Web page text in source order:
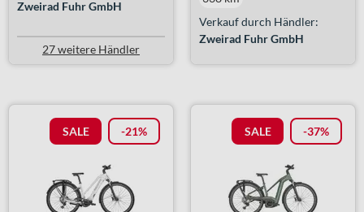
Zweirad Fuhr GmbH
27 weitere Händler
Verkauf durch Händler:
Zweirad Fuhr GmbH
SALE -21% SALE -37%